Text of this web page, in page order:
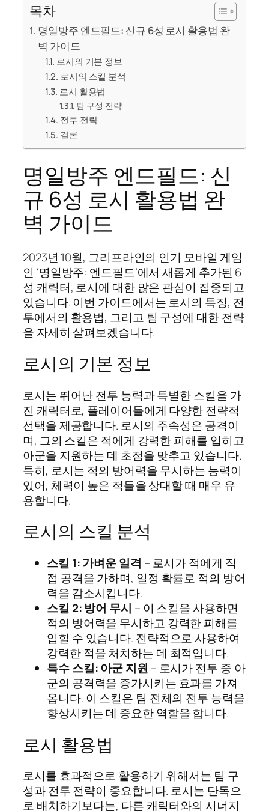
목차
명일방주 엔드필드: 신규 6성 로시 활용법 완
벽 가이드
로시의 기본 정보
로시의 스킬 분석
로시 활용법
팀 구성 전략
전투 전략
결론
명일방주 엔드필드: 신
규 6성 로시 활용법 완
벽 가이드
2023년 10월, 그리프라인의 인기 모바일 게임
인 ‘명일방주: 엔드필드’에서 새롭게 추가된 6
성 캐릭터, 로시에 대한 많은 관심이 집중되고
있습니다. 이번 가이드에서는 로시의 특징, 전
투에서의 활용법, 그리고 팀 구성에 대한 전략
을 자세히 살펴보겠습니다.
로시의 기본 정보
로시는 뛰어난 전투 능력과 특별한 스킬을 가
진 캐릭터로, 플레이어들에게 다양한 전략적
선택을 제공합니다. 로시의 주속성은 공격이
며, 그의 스킬은 적에게 강력한 피해를 입히고
아군을 지원하는 데 초점을 맞추고 있습니다.
특히, 로시는 적의 방어력을 무시하는 능력이
있어, 체력이 높은 적들을 상대할 때 매우 유
용합니다.
로시의 스킬 분석
스킬 1: 가벼운 일격 – 로시가 적에게 직
접 공격을 가하며, 일정 확률로 적의 방어
력을 감소시킵니다.
스킬 2: 방어 무시 – 이 스킬을 사용하면
적의 방어력을 무시하고 강력한 피해를
입힐 수 있습니다. 전략적으로 사용하여
강력한 적을 처치하는 데 최적입니다.
특수 스킬: 아군 지원 – 로시가 전투 중 아
군의 공격력을 증가시키는 효과를 가져
옵니다. 이 스킬은 팀 전체의 전투 능력을
향상시키는 데 중요한 역할을 합니다.
로시 활용법
로시를 효과적으로 활용하기 위해서는 팀 구
성과 전투 전략이 중요합니다. 로시는 단독으
로 배치하기보다는, 다른 캐릭터와의 시너지